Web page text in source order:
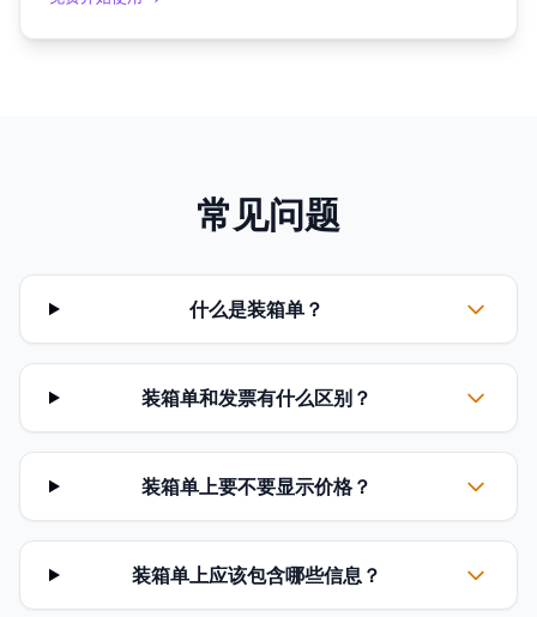
常见问题
什么是装箱单？
装箱单和发票有什么区别？
装箱单上要不要显示价格？
装箱单上应该包含哪些信息？